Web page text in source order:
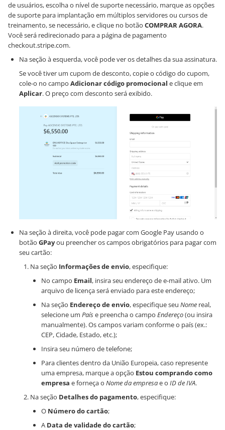
de usuários, escolha o nível de suporte necessário, marque as opções
de suporte para implantação em múltiplos servidores ou cursos de
treinamento, se necessário, e clique no botão COMPRAR AGORA.
Você será redirecionado para a página de pagamento
checkout.stripe.com.
Na seção à esquerda, você pode ver os detalhes da sua assinatura.
Se você tiver um cupom de desconto, copie o código do cupom,
cole-o no campo Adicionar código promocional e clique em
Aplicar. O preço com desconto será exibido.
Na seção à direita, você pode pagar com Google Pay usando o
botão GPayou preencher os campos obrigatórios para pagar com
seu cartão:
Na seção Informações de envio, especifique:
No campo Email, insira seu endereço de e-mail ativo. Um
arquivo de licença será enviado para este endereço;
Na seção Endereço de envio, especifique seu Nome real,
selecione um Paíse preencha o campo Endereço(ou insira
manualmente). Os campos variam conforme o país (ex.:
CEP, Cidade, Estado, etc.);
Insira seu número de telefone;
Para clientes dentro da União Europeia, caso represente
uma empresa, marque a opção Estou comprando como
empresa e forneça o Nome da empresae o ID de IVA.
Na seção Detalhes do pagamento, especifique:
O Número do cartão;
A Data de validade do cartão;